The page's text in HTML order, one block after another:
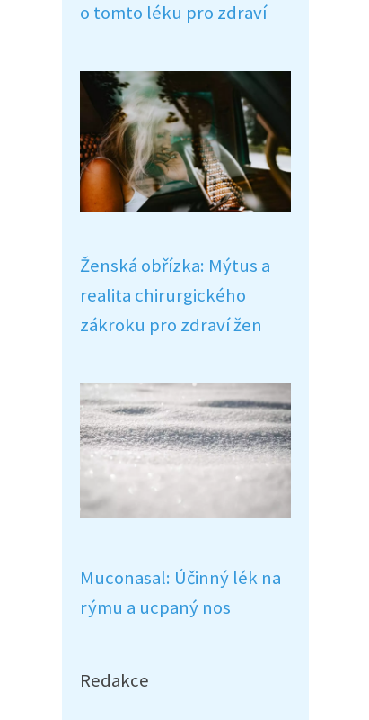
o tomto léku pro zdraví
Ženská obřízka: Mýtus a
realita chirurgického
zákroku pro zdraví žen
Muconasal: Účinný lék na
rýmu a ucpaný nos
Redakce